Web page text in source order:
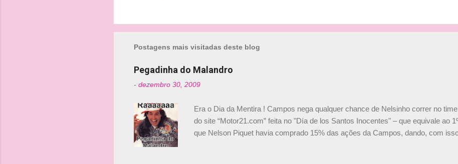
m
e
t
á
r
i
o
s
Postagens mais visitadas deste blog
Pegadinha do Malandro
- dezembro 30, 2009
Era o Dia da Mentira ! Campos nega qualquer chance de Nelsinho correr no
do site “Motor21.com” feita no "Día de los Santos Inocentes" – que equivale ao
que Nelson Piquet havia comprado 15% das ações da Campos, dando, com
dirigente foi taxativo ao declarar que o brasileiro não será o companheiro de